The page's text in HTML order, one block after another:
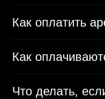
Как оплатить
Как
Что делать,